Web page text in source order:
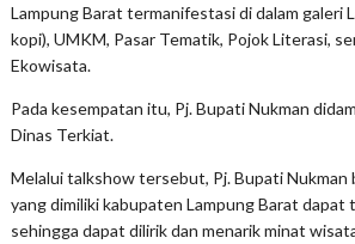
Lampung Barat termanifestasi di dalam galeri
kopi), UMKM, Pasar Tematik, Pojok Literasi,
Ekowisata.
Pada kesempatan itu, Pj. Bupati Nukman
Dinas Terkiat.
Melalui talkshow tersebut, Pj. Bupati Nukman
yang dimiliki kabupaten Lampung Barat dapat
sehingga dapat dilirik dan menarik minat